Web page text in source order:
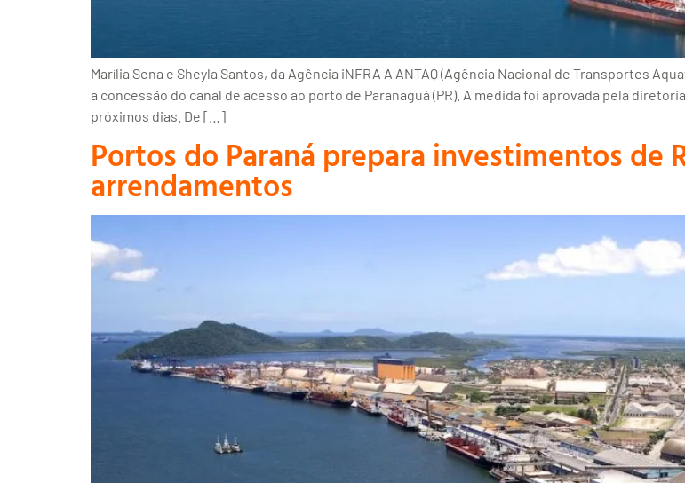
Marília Sena e Sheyla Santos, da Agência iNFRA A ANTAQ (Agência Nacional de Transportes
a concessão do canal de acesso ao porto de Paranaguá (PR). A medida foi aprovada pela
próximos dias. De […]
Portos do Paraná prepara investimentos de
arrendamentos